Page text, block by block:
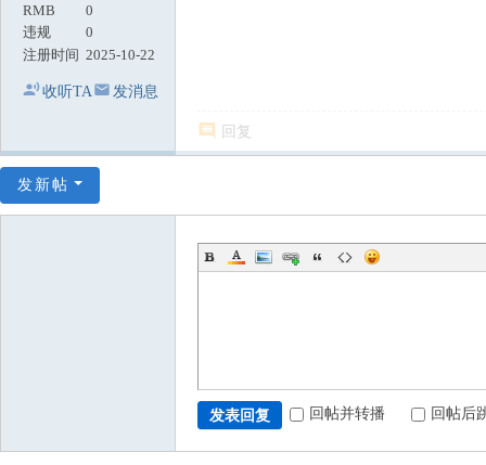
RMB
0
违规
0
注册时间 2025-10-22
收听TA 发消息
回复
发新帖
发表回复 回帖并转播 回帖后